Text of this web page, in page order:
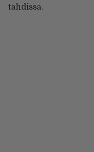
tahdissa.